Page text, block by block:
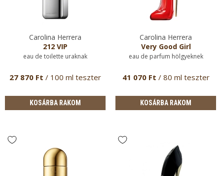
Carolina Herrera
212 VIP
eau de toilette uraknak
27 870 Ft / 100 ml teszter
KOSÁRBA RAKOM
Carolina Herrera
Very Good Girl
eau de parfum hölgyeknek
41 070 Ft / 80 ml teszter
KOSÁRBA RAKOM